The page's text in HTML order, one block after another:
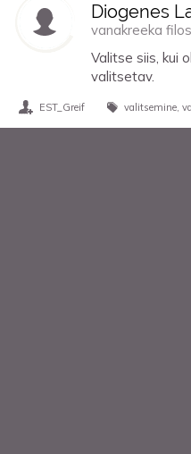
Diogenes
vanakreeka
Valitse siis, kui
valitsetav.
EST_Greif valitsemine